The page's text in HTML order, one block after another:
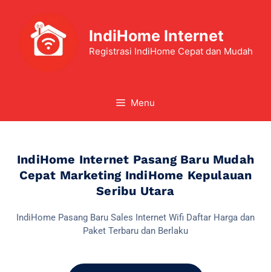
IndiHome Internet
Registrasi IndiHome Cepat dan Mudah
Menu
IndiHome Internet Pasang Baru Mudah
Cepat Marketing IndiHome Kepulauan
Seribu Utara
IndiHome Pasang Baru Sales Internet Wifi Daftar Harga dan
Paket Terbaru dan Berlaku